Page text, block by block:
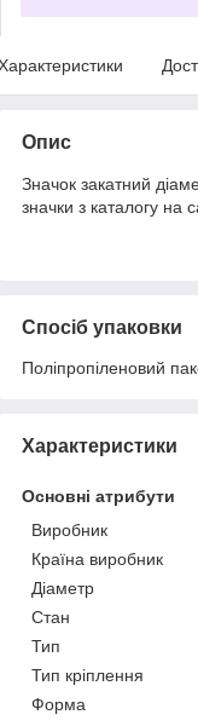
Опис
Значок закатний
значки з каталогу на
Спосіб упаковки
Поліпропіленовий
Характеристики
Основні атрибути
Виробник
Країна виробник
Діаметр
Стан
Тип
Тип кріплення
Форма